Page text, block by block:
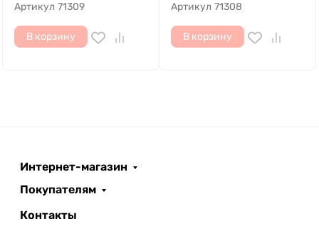
Артикул 71309
В корзину
Артикул 71308
В корзину
Интернет-магазин
Покупателям
Контакты